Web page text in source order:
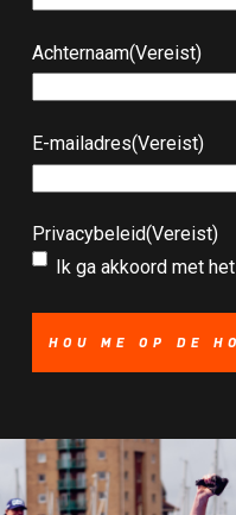
Achternaam(Vereist)
E-mailadres(Vereist)
Privacybeleid(Vereist)
Ik ga akkoord met het